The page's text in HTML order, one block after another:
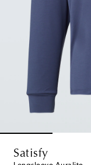
Satisfy